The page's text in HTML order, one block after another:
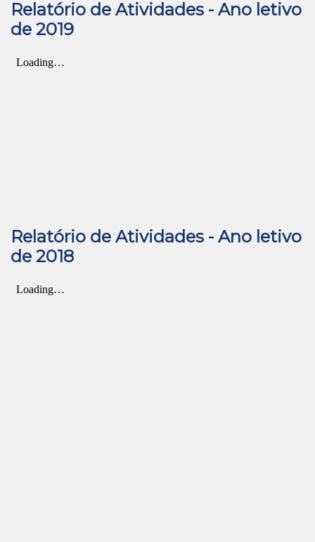
Relatório de Atividades - Ano letivo
de 2019
Relatório de Atividades - Ano letivo
de 2018